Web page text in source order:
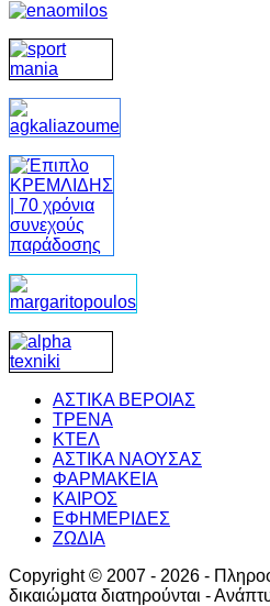
ΑΣΤΙΚΑ ΒΕΡΟΙΑΣ
ΤΡΕΝΑ
ΚΤΕΛ
ΑΣΤΙΚΑ ΝΑΟΥΣΑΣ
ΦΑΡΜΑΚΕΙΑ
ΚΑΙΡΟΣ
ΕΦΗΜΕΡΙΔΕΣ
ΖΩΔΙΑ
Copyright © 2007 - 2026 -
δικαιώματα διατηρούνται -